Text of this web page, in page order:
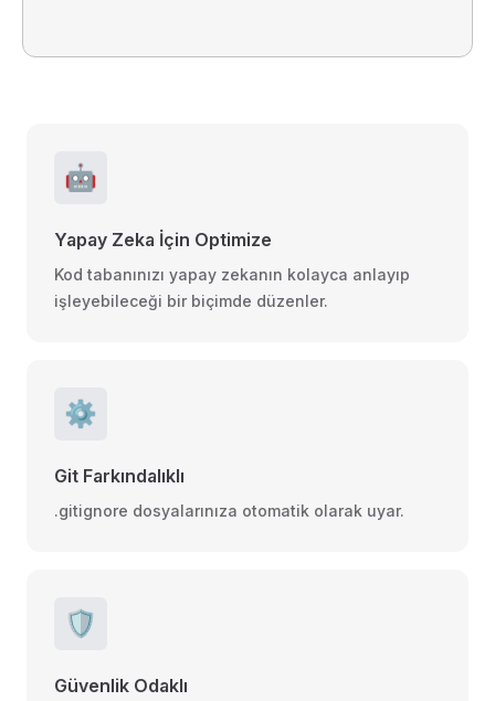
🤖
Yapay Zeka İçin Optimize
Kod tabanınızı yapay zekanın kolayca anlayıp
işleyebileceği bir biçimde düzenler.
⚙️
Git Farkındalıklı
.gitignore dosyalarınıza otomatik olarak uyar.
🛡️
Güvenlik Odaklı